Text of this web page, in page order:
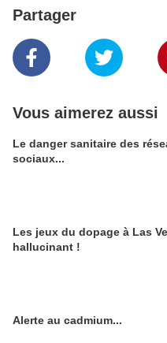
Partager
Vous aimerez aussi
Le danger sanitaire des
sociaux...
Les jeux du dopage à Las
hallucinant !
Alerte au cadmium...